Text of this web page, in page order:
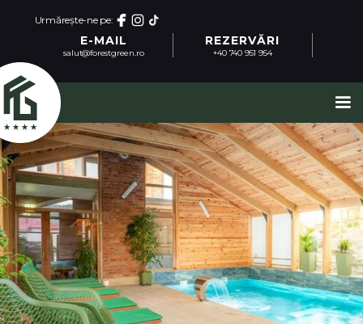
Urmărește-ne pe:
E-MAIL
salut@forestgreen.ro
REZERVĂRI
+40 740 951 954